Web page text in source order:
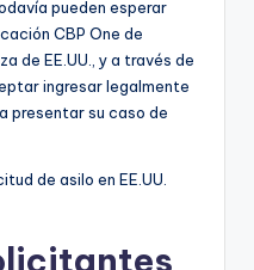
pueden esperar
CBP One de
de EE.UU., y a través de
ingresar legalmente
presentar su caso de
de asilo en EE.UU.